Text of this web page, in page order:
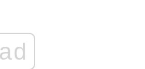
ad